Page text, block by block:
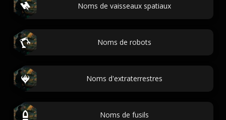
Noms de vaisseaux spatiaux
Noms de robots
Noms d'extraterrestres
Noms de fusils